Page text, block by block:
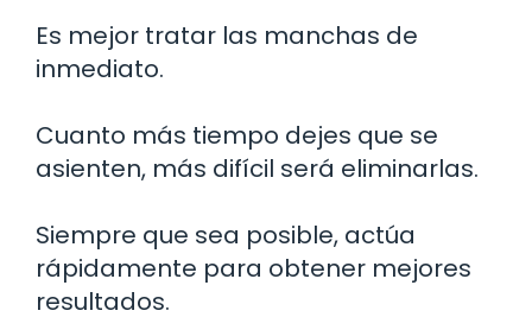
Es mejor tratar las manchas de
inmediato.
Cuanto más tiempo dejes que se
asienten, más difícil será eliminarlas.
Siempre que sea posible, actúa
rápidamente para obtener mejores
resultados.